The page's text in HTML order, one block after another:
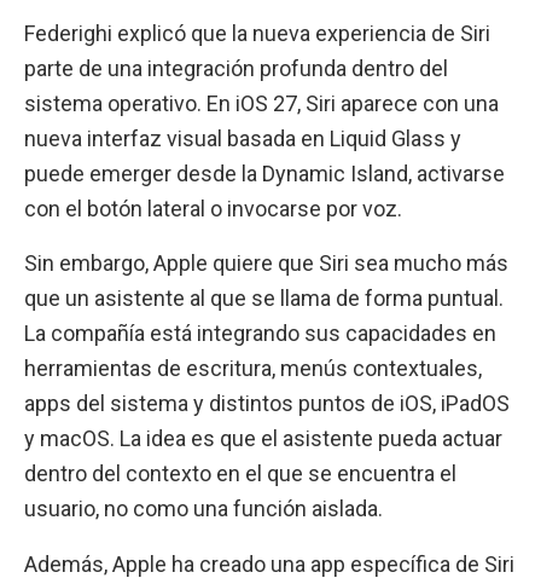
Federighi explicó que la nueva experiencia de Siri
parte de una integración profunda dentro del
sistema operativo. En iOS 27, Siri aparece con una
nueva interfaz visual basada en Liquid Glass y
puede emerger desde la Dynamic Island, activarse
con el botón lateral o invocarse por voz.
Sin embargo, Apple quiere que Siri sea mucho más
que un asistente al que se llama de forma puntual.
La compañía está integrando sus capacidades en
herramientas de escritura, menús contextuales,
apps del sistema y distintos puntos de iOS, iPadOS
y macOS. La idea es que el asistente pueda actuar
dentro del contexto en el que se encuentra el
usuario, no como una función aislada.
Además, Apple ha creado una app específica de Siri